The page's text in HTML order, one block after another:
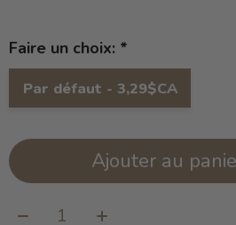
Faire un choix: *
Par défaut - 3,29$CA
Quantité: